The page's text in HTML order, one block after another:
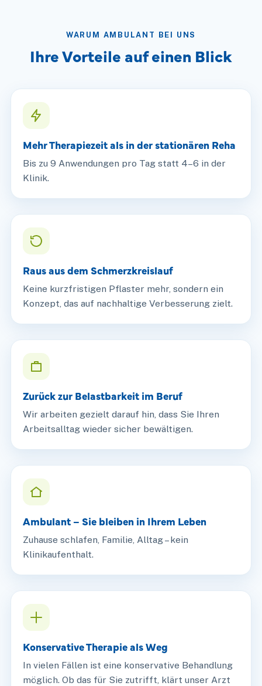
WARUM AMBULANT BEI UNS
Ihre Vorteile auf einen Blick
Mehr Therapiezeit als in der stationären Reha
Bis zu 9 Anwendungen pro Tag statt 4–6 in der
Klinik.
Raus aus dem Schmerzkreislauf
Keine kurzfristigen Pflaster mehr, sondern ein
Konzept, das auf nachhaltige Verbesserung zielt.
Zurück zur Belastbarkeit im Beruf
Wir arbeiten gezielt darauf hin, dass Sie Ihren
Arbeitsalltag wieder sicher bewältigen.
Ambulant – Sie bleiben in Ihrem Leben
Zuhause schlafen, Familie, Alltag – kein
Klinikaufenthalt.
Konservative Therapie als Weg
In vielen Fällen ist eine konservative Behandlung
möglich. Ob das für Sie zutrifft, klärt unser Arzt